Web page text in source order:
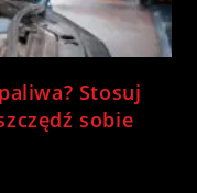
Stosuj
sobie